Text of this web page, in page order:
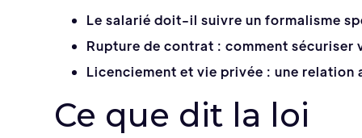
Le salarié doit-il suivre un formalisme
Rupture de contrat : comment
Licenciement et vie privée : une relation
Ce que dit la loi